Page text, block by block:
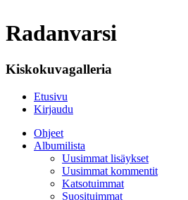
Radanvarsi
Kiskokuvagalleria
Etusivu
Kirjaudu
Ohjeet
Albumilista
Uusimmat lisäykset
Uusimmat kommentit
Katsotuimmat
Suosituimmat